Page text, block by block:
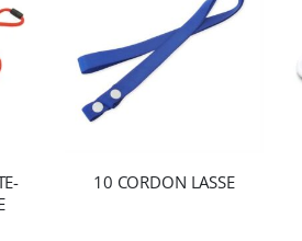
10 CORDON LASSE